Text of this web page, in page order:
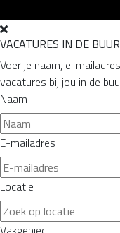
VACATURES IN DE
Voer je naam, e-
vacatures bij jou in de
Naam
E-mailadres
Locatie